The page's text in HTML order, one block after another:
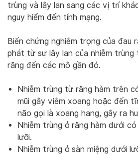
trùng và lây lan sang các vị trí
nguy hiểm đến tính mạng.
Biến chứng nghiêm trọng của đau
phát từ sự lây lan của nhiễm trùng
răng đến các mô gần đó.
Nhiễm trùng từ răng hàm trên
mũi gây viêm xoang hoặc đến
não gọi là xoang hang, gây ra
Nhiễm trùng ở răng hàm dưới
lưỡi.
Nhiễm trùng ở sàn miệng dưới